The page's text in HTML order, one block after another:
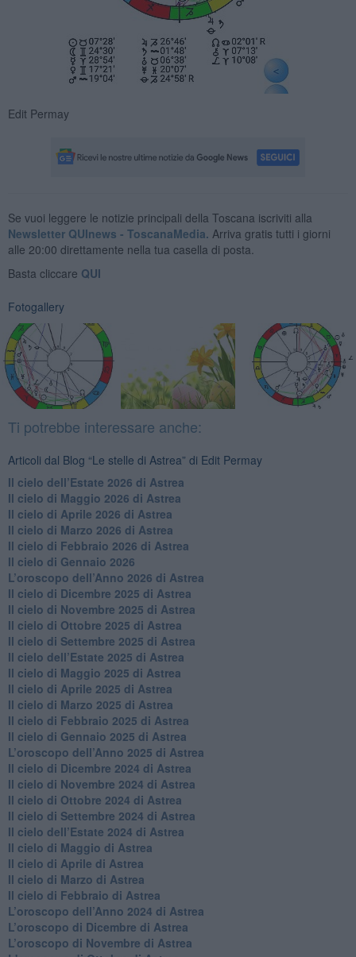
Edit Permay
Se vuoi leggere le notizie principali della Toscana iscriviti alla
Newsletter QUInews - ToscanaMedia. Arriva gratis tutti i giorni
alle 20:00 direttamente nella tua casella di posta.
Basta cliccare QUI
Fotogallery
Ti potrebbe interessare anche:
Articoli dal Blog “Le stelle di Astrea” di Edit Permay
​Il cielo dell’Estate 2026 di Astrea
​Il cielo di Maggio 2026 di Astrea
​Il cielo di Aprile 2026 di Astrea
​Il cielo di Marzo 2026 di Astrea
​Il cielo di Febbraio 2026 di Astrea
Il cielo di Gennaio 2026
​L’oroscopo dell’Anno 2026 di Astrea
​Il cielo di Dicembre 2025 di Astrea
​Il cielo di Novembre 2025 di Astrea
​Il cielo di Ottobre 2025 di Astrea
Il cielo di Settembre 2025 di Astrea
Il cielo dell’Estate 2025 di Astrea
​Il cielo di Maggio 2025 di Astrea
​Il cielo di Aprile 2025 di Astrea
Il cielo di Marzo 2025 di Astrea
​Il cielo di Febbraio 2025 di Astrea
Il cielo di Gennaio 2025 di Astrea
​L’oroscopo dell’Anno 2025 di Astrea
​Il cielo di Dicembre 2024 di Astrea
Il cielo di Novembre 2024 di Astrea
​Il cielo di Ottobre 2024 di Astrea
​Il cielo di Settembre 2024 di Astrea
Il cielo dell’Estate 2024 di Astrea
Il cielo di Maggio di Astrea
Il cielo di Aprile di Astrea
​Il cielo di Marzo di Astrea
​Il cielo di Febbraio di Astrea
​L’oroscopo dell’Anno 2024 di Astrea
​L’oroscopo di Dicembre di Astrea
​L’oroscopo di Novembre di Astrea